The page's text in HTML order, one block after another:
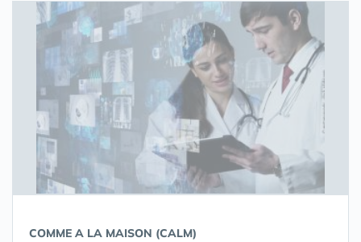
COMME A LA MAISON (CALM)